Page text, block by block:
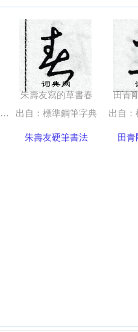
朱壽友寫的草書春
出自：標準鋼筆字典
朱壽友硬筆書法
田青
出自
田青